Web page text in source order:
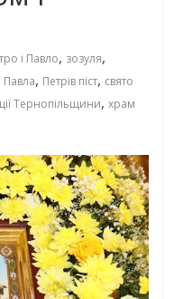
і Павло, зозуля,
Павла, Петрів піст, свято
Тернопільщини,храм